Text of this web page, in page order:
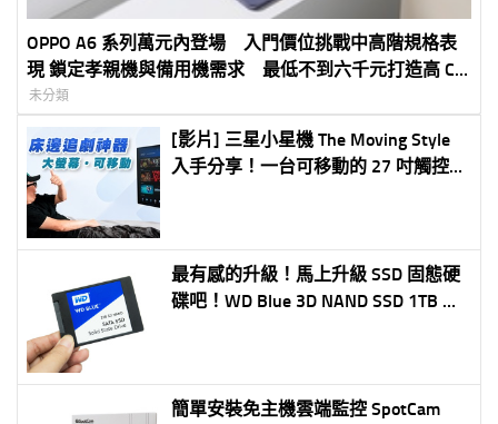
OPPO A6 系列萬元內登場 入門價位挑戰中高階規格表
現 鎖定孝親機與備用機需求 最低不到六千元打造高 CP
值 5G 體驗
未分類
[影片] 三星小星機 The Moving Style
入手分享！一台可移動的 27 吋觸控螢
最有感的升級！馬上升級 SSD 固態硬
碟吧！WD Blue 3D NAND SSD 1TB 開
簡單安裝免主機雲端監控 SpotCam